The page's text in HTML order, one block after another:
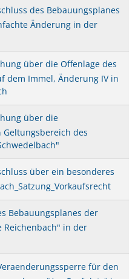
des Bebauungsplanes
Änderung in der
über die Offenlage des
dem Immel, Änderung IV in
über die
des
über ein besonderes
Bebauungsplanes der
in der
für den